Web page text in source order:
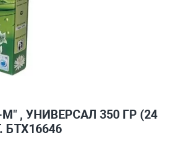
, УНИВЕРСАЛ 350 ГР (24